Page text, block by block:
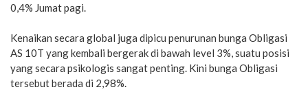
0,4% Jumat pagi.
Kenaikan secara global juga dipicu penurunan bunga Obligasi
AS 10T yang kembali bergerak di bawah level 3%, suatu posisi
yang secara psikologis sangat penting. Kini bunga Obligasi
tersebut berada di 2,98%.